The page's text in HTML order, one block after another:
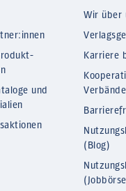
und
Wir über
Karriere
(Blog)